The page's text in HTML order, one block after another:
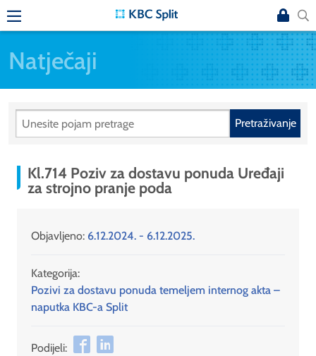
Natječaji
Pretraživanje
Kl.714 Poziv za dostavu ponuda Uređaji
za strojno pranje poda
Objavljeno: 6.12.2024. - 6.12.2025.
Kategorija:
Pozivi za dostavu ponuda temeljem internog akta –
naputka KBC-a Split
Podijeli: